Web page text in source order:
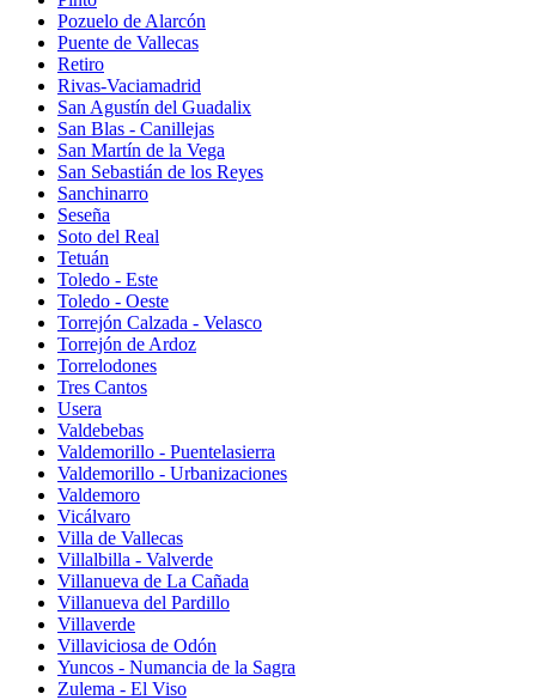
Pozuelo de Alarcón
Puente de Vallecas
Retiro
Rivas-Vaciamadrid
San Agustín del Guadalix
San Blas - Canillejas
San Martín de la Vega
San Sebastián de los Reyes
Sanchinarro
Seseña
Soto del Real
Tetuán
Toledo - Este
Toledo - Oeste
Torrejón Calzada - Velasco
Torrejón de Ardoz
Torrelodones
Tres Cantos
Usera
Valdebebas
Valdemorillo - Puentelasierra
Valdemorillo - Urbanizaciones
Valdemoro
Vicálvaro
Villa de Vallecas
Villalbilla - Valverde
Villanueva de La Cañada
Villanueva del Pardillo
Villaverde
Villaviciosa de Odón
Yuncos - Numancia de la Sagra
Zulema - El Viso